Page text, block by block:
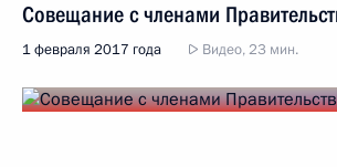
Совещание с членами
1 февраля 2017 года Видео, 23 мин.